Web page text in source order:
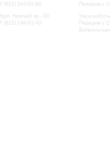
(812) 240-01-80
Невский пр., 30
(812) 240-01-70
Перерыв с
Часы
Перерыв с
Вопросы